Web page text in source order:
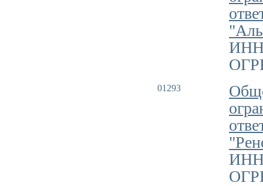
ИНН
01293
ИНН